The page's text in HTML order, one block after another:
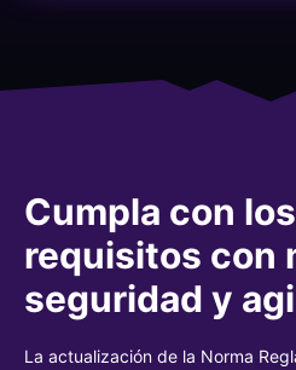
Cumpla con
requisitos con
seguridad y
La actualización de la Norma